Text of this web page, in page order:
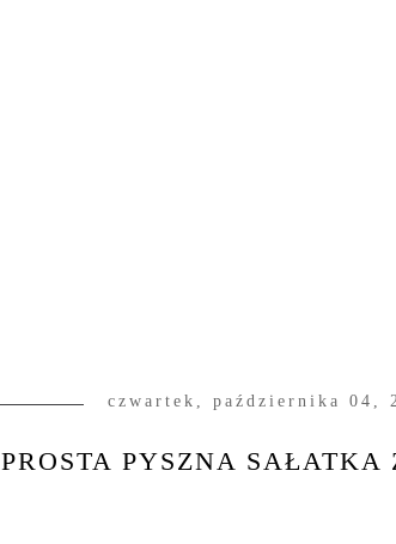
czwartek, października 04,
PROSTA PYSZNA SAŁATKA